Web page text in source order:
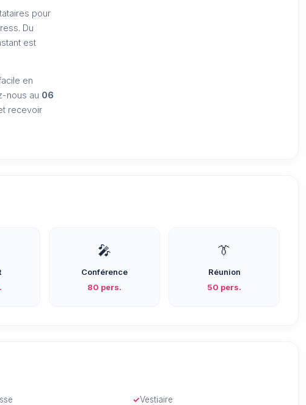
pour
Du
est
en
nous au 06
recevoir
🎤
Conférence
80 pers.
👔
Réunion
50 pers.
Vestiaire